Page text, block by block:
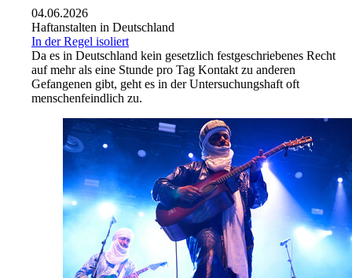
04.06.2026
Haftanstalten in Deutschland
In der Regel isoliert
Da es in Deutschland kein gesetzlich festgeschriebenes Recht
auf mehr als eine Stunde pro Tag Kontakt zu anderen
Gefangenen gibt, geht es in der Untersuchungshaft oft
menschenfeindlich zu.